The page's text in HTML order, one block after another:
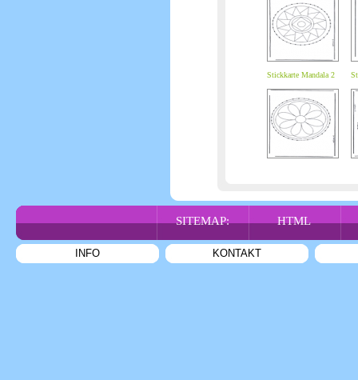
Stickkarte Mandala 2
SITEMAP: HTML
INFO KONTAKT